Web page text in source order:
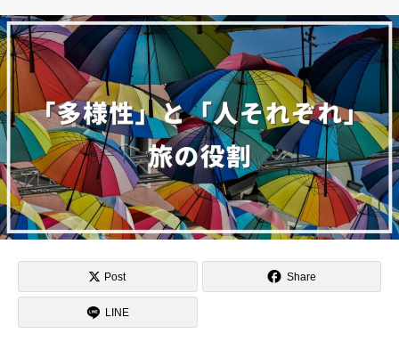
Post Share
LINE